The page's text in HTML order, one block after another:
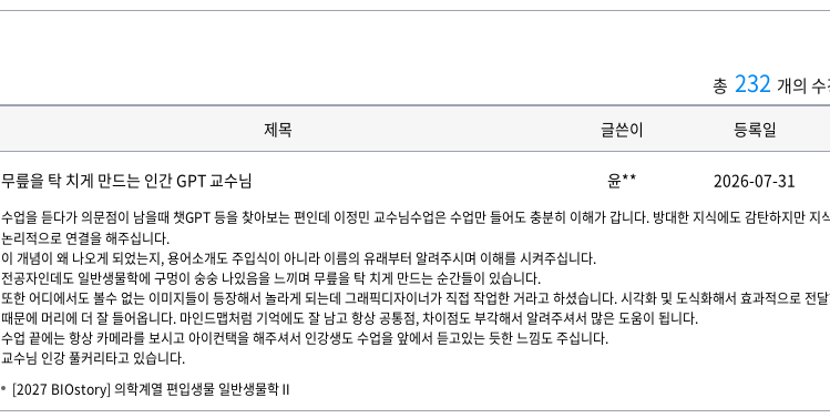
총 232 개의
제목 글쓴이 등록일
무릎을 탁 치게 만드는 인간 GPT 교수님 윤** 2026-07-31
수업을 듣다가 의문점이 남을때 챗GPT 등을 찾아보는 편인데 이정민 교수님수업은 수업만 들어도 충분히 이해가 갑니다. 방대한 지식에도 감탄하지만 지
논리적으로 연결을 해주십니다.
이 개념이 왜 나오게 되었는지, 용어소개도 주입식이 아니라 이름의 유래부터 알려주시며 이해를 시켜주십니다.
전공자인데도 일반생물학에 구멍이 숭숭 나있음을 느끼며 무릎을 탁 치게 만드는 순간들이 있습니다.
또한 어디에서도 볼수 없는 이미지들이 등장해서 놀라게 되는데 그래픽디자이너가 직접 작업한 거라고 하셨습니다. 시각화 및 도식화해서 효과적으로 전
때문에 머리에 더 잘 들어옵니다. 마인드맵처럼 기억에도 잘 남고 항상 공통점, 차이점도 부각해서 알려주셔서 많은 도움이 됩니다.
수업 끝에는 항상 카메라를 보시고 아이컨택을 해주셔서 인강생도 수업을 앞에서 듣고있는 듯한 느낌도 주십니다.
교수님 인강 풀커리타고 있습니다.
[2027 BIOstory] 의학계열 편입생물 일반생물학Ⅱ